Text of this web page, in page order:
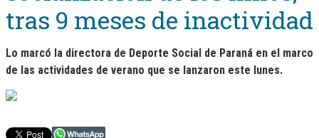
tras 9 meses de inactividad
Lo marcó la directora de Deporte Social de Paraná en el marco
de las actividades de verano que se lanzaron este lunes.